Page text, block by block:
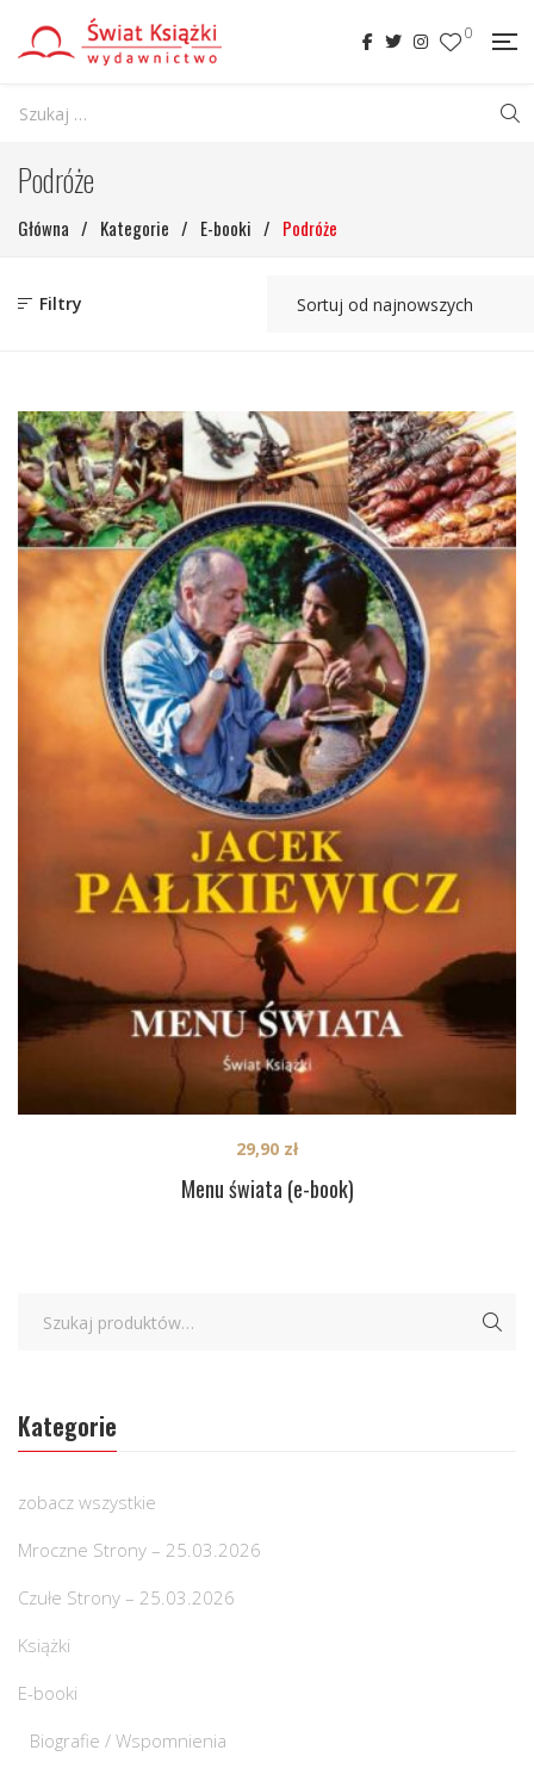
0
Podróże
Główna / Kategorie / E-booki / Podróże
Filtry
Menu świata (e-book)
29,90 zł
Kategorie
zobacz wszystkie
Mroczne Strony – 25.03.2026
Czułe Strony – 25.03.2026
Książki
E-booki
Biografie / Wspomnienia